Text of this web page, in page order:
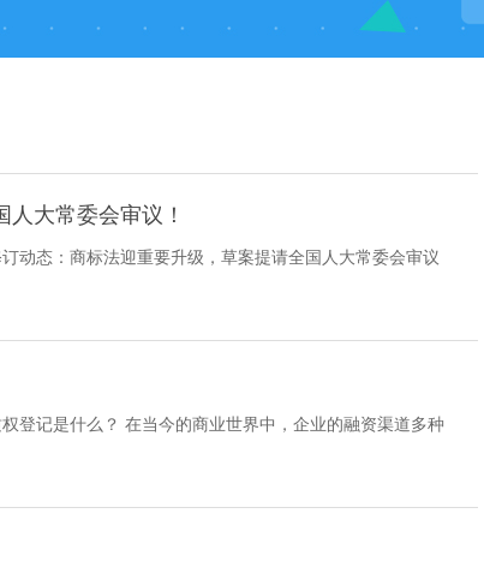
人大常委会审议！
动态：商标法迎重要升级，草案提请全国人大常委会审议
登记是什么？ 在当今的商业世界中，企业的融资渠道多种